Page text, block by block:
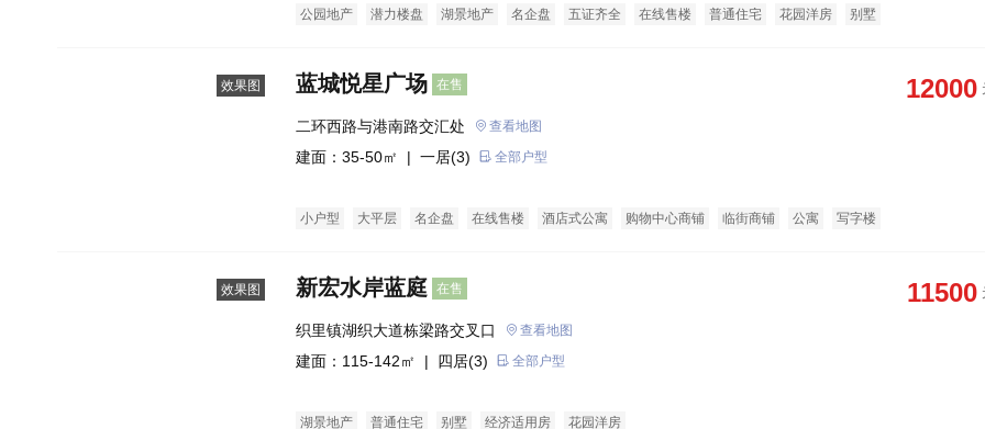
公园地产 潜力楼盘 湖景地产 名企盘 五证齐全 在线售楼 普通住宅 花园洋房 别墅
效果图 蓝城悦星广场 在售 12000
二环西路与港南路交汇处 查看地图
建面：35-50㎡ | 一居(3) 全部户型
小户型 大平层 名企盘 在线售楼 酒店式公寓 购物中心商铺 临街商铺 公寓 写字楼
效果图 新宏水岸蓝庭 在售 11500
织里镇湖织大道栋梁路交叉口 查看地图
建面：115-142㎡ | 四居(3) 全部户型
湖景地产 普通住宅 别墅 经济适用房 花园洋房